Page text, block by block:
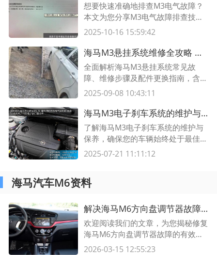
想要快速准确地排查M3电气故障？
本文为您分享M3电气故障排查技
巧，包括常见故障原因、排查步骤以
障。
2025-10-16 15:59:42
海马M3悬挂系统维修全攻略 故障诊断+更换步骤+费用详解
全面解析海马M3悬挂系统常见故
障、维修步骤及配件更换指南，含专
业表格对比原厂件与副厂件参数，助
题。
2025-09-08 10:43:11
海马M3电子刹车系统的维护与保养方法
了解海马M3电子刹车系统的维护与
保养，确保您的车辆始终处于最佳状
态。本文介绍了常见的维护方法和必
2025-07-21 11:11:12
海马汽车M6资料
解决海马M6方向盘调节器故障的方法大揭秘
欢迎阅读我们的文章，为您揭秘修复
海马M6方向盘调节器故障的有效方
法。通过详细的步骤和解决方案，您
2026-03-15 12:55:23